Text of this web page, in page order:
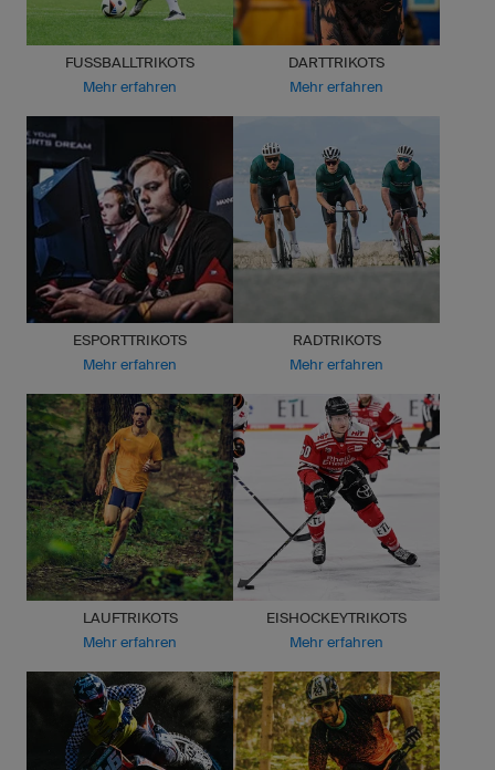
FUSSBALLTRIKOTS
Mehr erfahren
DARTTRIKOTS
Mehr erfahren
ESPORTTRIKOTS
Mehr erfahren
RADTRIKOTS
Mehr erfahren
LAUFTRIKOTS
Mehr erfahren
EISHOCKEYTRIKOTS
Mehr erfahren